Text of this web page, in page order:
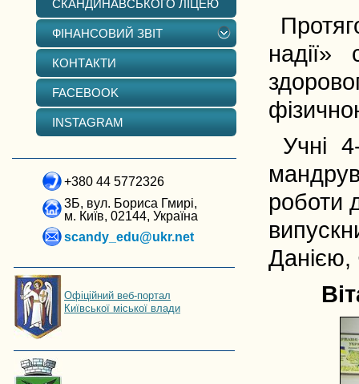
СКАНДИНАВСЬКОГО ЛІЦЕЮ
ФІНАНСОВИЙ ЗВІТ
КОНТАКТИ
FACEBOOK
INSTAGRAM
+380 44 5772326
3Б, вул. Бориса Гмирі,
м. Київ, 02144, Україна
scandy_edu@ukr.net
Офіційний веб-портал
Київської міської влади
Учні
роботи
Данією,